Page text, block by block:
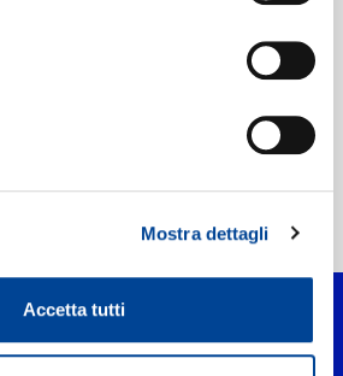
Mostra dettagli
Accetta tutti
Water Sky